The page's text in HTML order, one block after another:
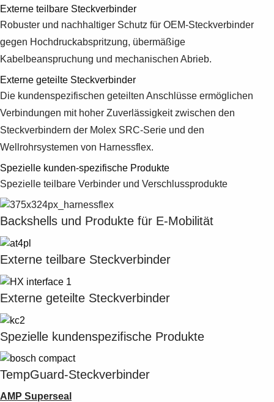
Externe teilbare Steckverbinder
Robuster und nachhaltiger Schutz für OEM-Steckverbinder
gegen Hochdruckabspritzung, übermäßige
Kabelbeanspruchung und mechanischen Abrieb.
Externe geteilte Steckverbinder
Die kundenspezifischen geteilten Anschlüsse ermöglichen
Verbindungen mit hoher Zuverlässigkeit zwischen den
Steckverbindern der Molex SRC-Serie und den
Wellrohrsystemen von Harnessflex.
Spezielle kunden-spezifische Produkte
Spezielle teilbare Verbinder und Verschlussprodukte
Backshells und Produkte für E-Mobilität
Externe teilbare Steckverbinder
Externe geteilte Steckverbinder
Spezielle kundenspezifische Produkte
TempGuard-Steckverbinder
AMP Superseal